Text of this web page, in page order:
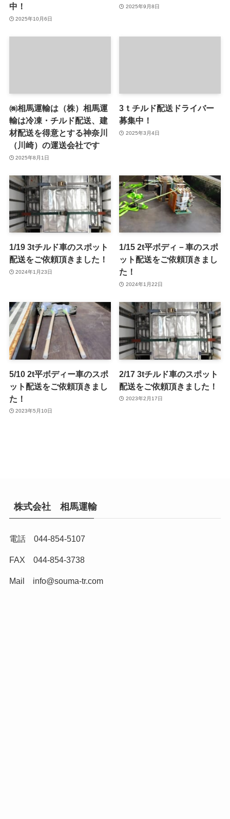
中！
2025年10月6日
2025年9月8日
㈱相馬運輸は（株）相馬運
輸は冷凍・チルド配送、建
材配送を得意とする神奈川
（川崎）の運送会社です
2025年8月1日
3ｔチルド配送ドライバー
募集中！
2025年3月4日
1/19 3tチルド車のスポット
配送をご依頼頂きました！
2024年1月23日
1/15 2t平ボディ－車のスポ
ット配送をご依頼頂きまし
た！
2024年1月22日
5/10 2t平ボディー車のスポ
ット配送をご依頼頂きまし
た！
2023年5月10日
2/17 3tチルド車のスポット
配送をご依頼頂きました！
2023年2月17日
株式会社 相馬運輸
電話 044-854-5107
FAX 044-854-3738
Mail info@souma-tr.com